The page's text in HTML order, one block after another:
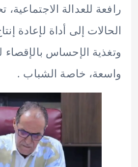
للعدالة الاجتماعية، تحول
إلى أداة لإعادة إنتاج
الإحساس بالإقصاء لدى
خاصة الشباب .